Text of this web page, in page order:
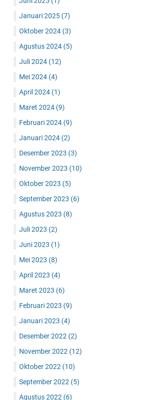
Januari 2025 (7)
Oktober 2024 (3)
Agustus 2024 (5)
Juli 2024 (12)
Mei 2024 (4)
April 2024 (1)
Maret 2024 (9)
Februari 2024 (9)
Januari 2024 (2)
Desember 2023 (3)
November 2023 (10)
Oktober 2023 (5)
September 2023 (6)
Agustus 2023 (8)
Juli 2023 (2)
Juni 2023 (1)
Mei 2023 (8)
April 2023 (4)
Maret 2023 (6)
Februari 2023 (9)
Januari 2023 (4)
Desember 2022 (2)
November 2022 (12)
Oktober 2022 (10)
September 2022 (5)
Agustus 2022 (6)